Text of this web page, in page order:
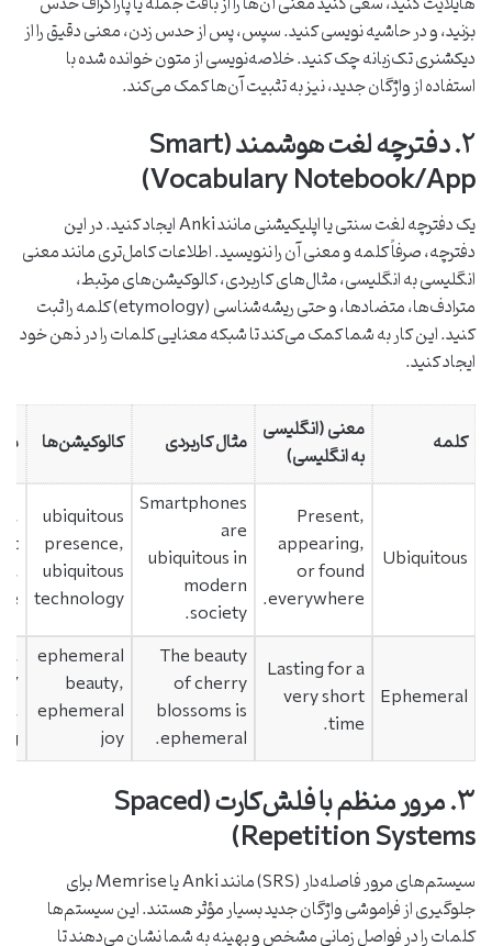
بزنید، و در حاشیه نویسی کنید. سپس، پس از حدس زدن، معنی دقیق را از
دیکشنری تک‌زبانه چک کنید. خلاصه‌نویسی از متون خوانده شده با
استفاده از واژگان جدید، نیز به تثبیت آن‌ها کمک می‌کند.
۲. دفترچه لغت هوشمند (Smart
Vocabulary Notebook/App)
یک دفترچه لغت سنتی یا اپلیکیشنی مانند Anki ایجاد کنید. در این
دفترچه، صرفاً کلمه و معنی آن را ننویسید. اطلاعات کامل‌تری مانند معنی
انگلیسی به انگلیسی، مثال‌های کاربردی، کالوکیشن‌های مرتبط،
مترادف‌ها، متضادها، و حتی ریشه‌شناسی (etymology) کلمه را ثبت
کنید. این کار به شما کمک می‌کند تا شبکه معنایی کلمات را در ذهن خود
ایجاد کنید.
کلمه معنی (انگلیسی
به انگلیسی) مثال کاربردی کالوکیشن‌ها
Ubiquitous
Present,
appearing,
or found
everywhere.
Smartphones
are
ubiquitous in
modern
society.
ubiquitous
presence,
ubiquitous
technology
Ephemeral
Lasting for a
very short
time.
The beauty
of cherry
blossoms is
ephemeral.
ephemeral
beauty,
ephemeral
joy
/
۳. مرور منظم با فلش‌کارت (Spaced
Repetition Systems)
سیستم‌های مرور فاصله‌دار (SRS) مانند Anki یا Memrise برای
جلوگیری از فراموشی واژگان جدید بسیار مؤثر هستند. این سیستم‌ها
کلمات را در فواصل زمانی مشخص و بهینه به شما نشان می‌دهند تا